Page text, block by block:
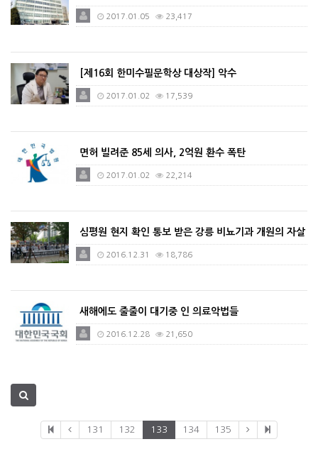
2017.01.05 23,417
[제16회 한미수필문학상 대상작] 악수
2017.01.02 17,539
면허 빌려준 85세 의사, 2억원 환수 폭탄
2017.01.02 22,214
심평원 현지 확인 통보 받은 강릉 비뇨기과 개원의 자살
2016.12.31 18,786
새해에도 줄줄이 대기중 인 의료악법들
2016.12.28 21,650
131 132 133 134 135